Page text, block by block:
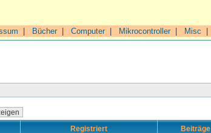
Bücher| Computer| Mikrocontroller| Misc
Registriert Beiträge